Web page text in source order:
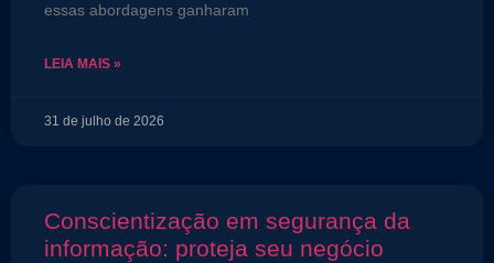
essas abordagens ganharam
LEIA MAIS »
31 de julho de 2026
Conscientização em segurança da
informação: proteja seu negócio